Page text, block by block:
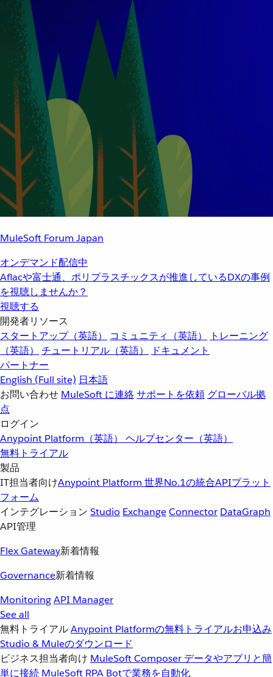
MuleSoft Forum Japan
オンデマンド配信中
Aflacや富士通、ポリプラスチックスが推進しているDXの事例
を視聴しませんか？
視聴する
開発者リソース
スタートアップ（英語）
コミュニティ（英語）
トレーニング
（英語）
チュートリアル（英語）
ドキュメント
パートナー
English (Full site) 日本語
お問い合わせ MuleSoft に連絡サポートを依頼 グローバル拠
点
ログイン
Anypoint Platform（英語） ヘルプセンター（英語）
無料トライアル
製品
IT担当者向けAnypoint Platform 世界No.1の統合APIプラット
フォーム
インテグレーション Studio ExchangeConnector DataGraph
API管理
Flex Gateway新着情報
Governance新着情報
MonitoringAPI Manager
See all
無料トライアルAnypoint Platformの無料トライアルお申込み
Studio & Muleのダウンロード
ビジネス担当者向け MuleSoft Composer データやアプリと簡
単に接続 MuleSoft RPA Botで業務を自動化